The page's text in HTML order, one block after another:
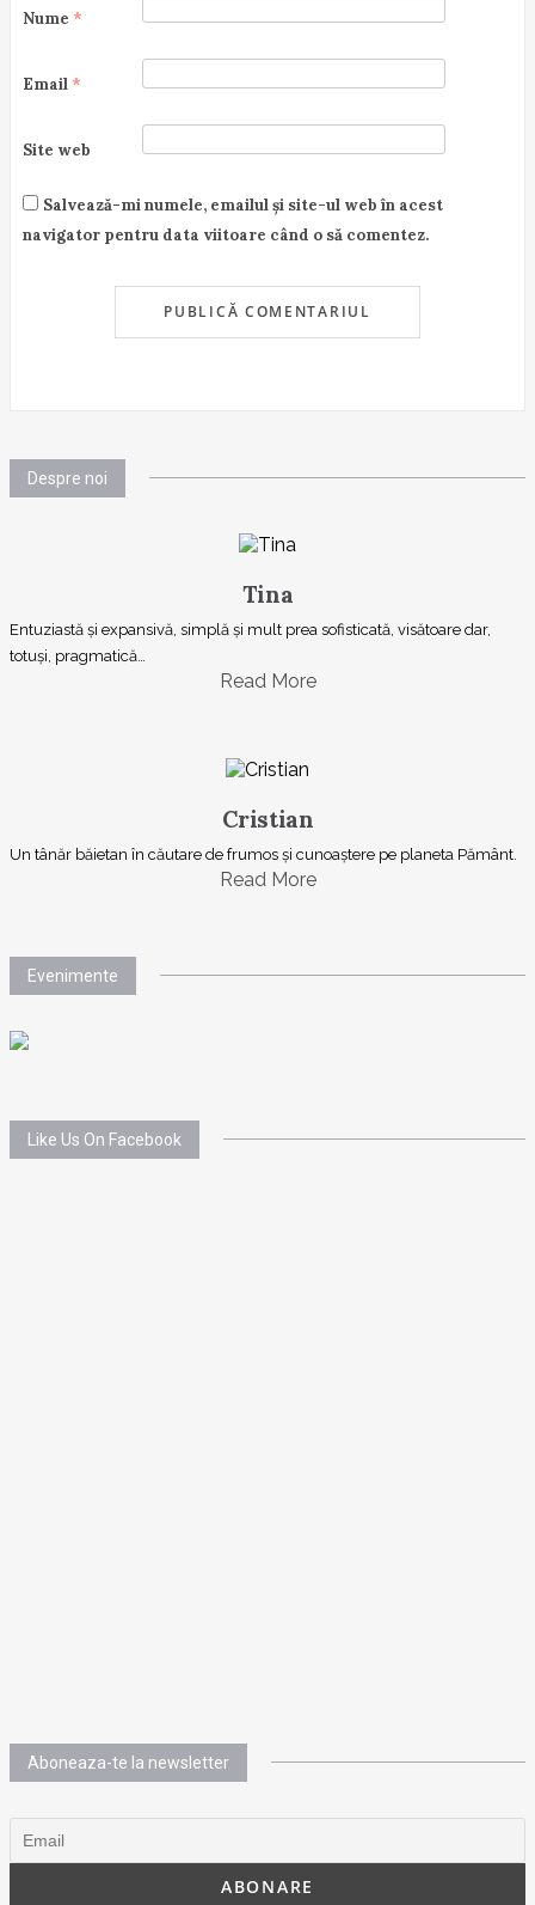
Nume *
Email *
Site web
Salvează-mi numele, emailul și site-ul web în acest
navigator pentru data viitoare când o să comentez.
Despre noi
Tina
Entuziastă şi expansivă, simplă şi mult prea sofisticată, visătoare dar,
totuşi, pragmatică…
Read More
Cristian
Un tânăr băietan în căutare de frumos și cunoaștere pe planeta Pământ.
Read More
Evenimente
Like Us On Facebook
Aboneaza-te la newsletter